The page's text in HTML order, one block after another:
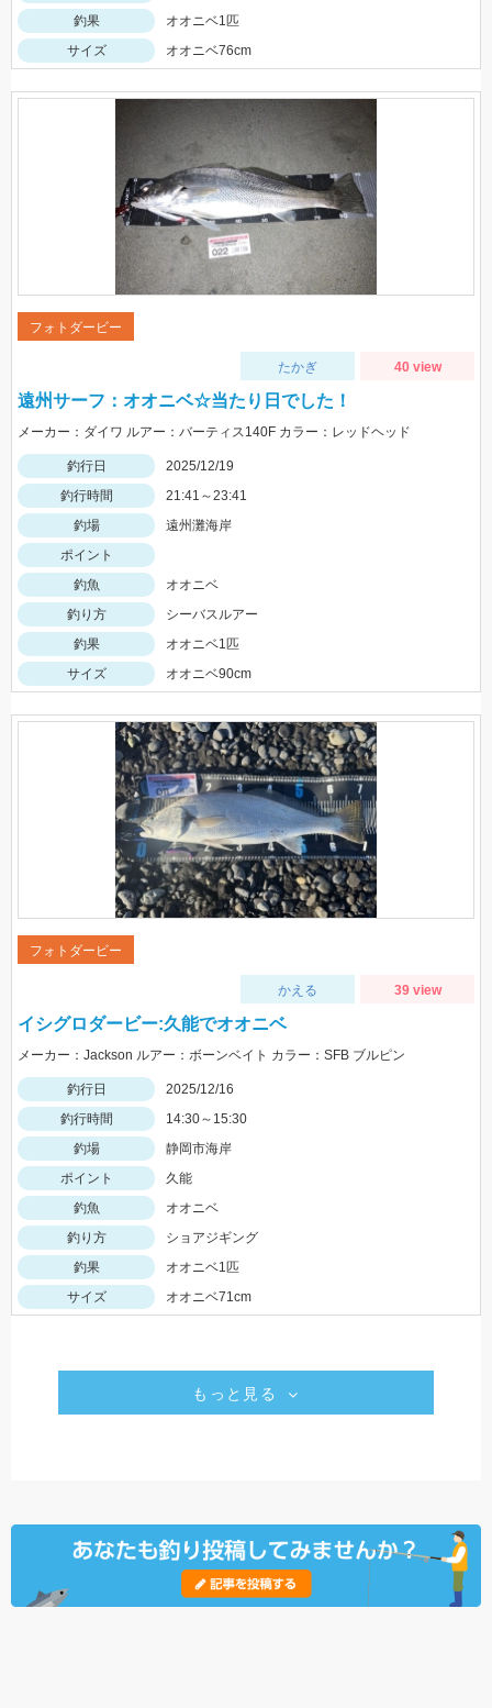
釣果
オオニベ1匹
サイズ
オオニベ76cm
フォトダービー
たかぎ 40 view
遠州サーフ：オオニベ☆当たり日でした！
メーカー：ダイワ ルアー：バーティス140F カラー：レッドヘッド
釣行日
2025/12/19
釣行時間
21:41～23:41
釣場
遠州灘海岸
ポイント
釣魚
オオニベ
釣り方
シーバスルアー
釣果
オオニベ1匹
サイズ
オオニベ90cm
フォトダービー
かえる 39 view
イシグロダービー:久能でオオニベ
メーカー：Jackson ルアー：ボーンベイト カラー：SFB ブルピン
釣行日
2025/12/16
釣行時間
14:30～15:30
釣場
静岡市海岸
ポイント
久能
釣魚
オオニベ
釣り方
ショアジギング
釣果
オオニベ1匹
サイズ
オオニベ71cm
もっと見る